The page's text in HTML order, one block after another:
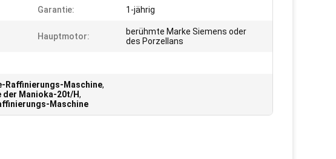
Garantie: 1-jährig
Hauptmotor:
berühmte Marke Siemens oder
des Porzellans
Raffinierungs-Maschine,
Manioka-20t/H,
Maschine